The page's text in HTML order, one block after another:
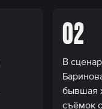
02
В
бывшая
съёмок